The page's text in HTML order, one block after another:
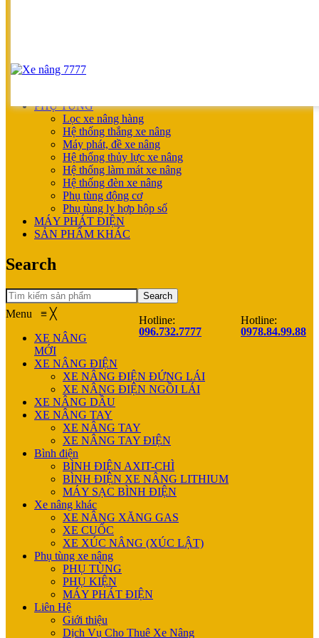
XE NÂNG TAY
PHỤ TÙNG
Lọc xe nâng hàng
Hệ thống thắng xe nâng
Máy phát, đề xe nâng
Hệ thống thủy lực xe nâng
Hệ thống làm mát xe nâng
Hệ thống đèn xe nâng
Phụ tùng động cơ
Phụ tùng ly hợp hộp số
MÁY PHÁT ĐIỆN
SẢN PHẨM KHÁC
Search
Search
Hotline:
096.732.7777
Hotline:
0978.84.99.88
Menu ≡ ╳
XE NÂNG
MỚI
XE NÂNG ĐIỆN
XE NÂNG ĐIỆN ĐỨNG LÁI
XE NÂNG ĐIỆN NGỒI LÁI
XE NÂNG DẦU
XE NÂNG TAY
XE NÂNG TAY
XE NÂNG TAY ĐIỆN
Bình điện
BÌNH ĐIỆN AXIT-CHÌ
BÌNH ĐIỆN XE NÂNG LITHIUM
MÁY SẠC BÌNH ĐIỆN
Xe nâng khác
XE NÂNG XĂNG GAS
XE CUỐC
XE XÚC NÂNG (XÚC LẬT)
Phụ tùng xe nâng
PHỤ TÙNG
PHỤ KIỆN
MÁY PHÁT ĐIỆN
Liên Hệ
Giới thiệu
Dịch Vụ Cho Thuê Xe Nâng